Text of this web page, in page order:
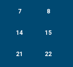
7 8
14 15
21 22